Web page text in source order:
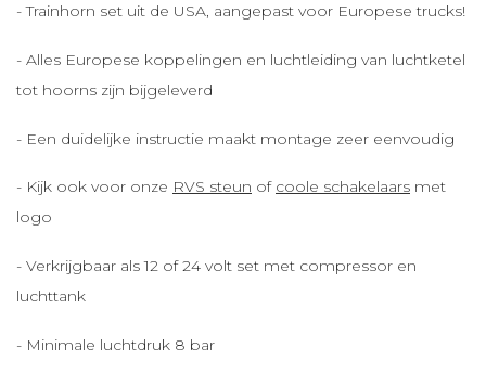
- Trainhorn set uit de USA, aangepast voor Europese trucks!
- Alles Europese koppelingen en luchtleiding van luchtketel
tot hoorns zijn bijgeleverd
- Een duidelijke instructie maakt montage zeer eenvoudig
- Kijk ook voor onze RVS steun of coole schakelaars met
logo
- Verkrijgbaar als 12 of 24 volt set met compressor en
luchttank
- Minimale luchtdruk 8 bar